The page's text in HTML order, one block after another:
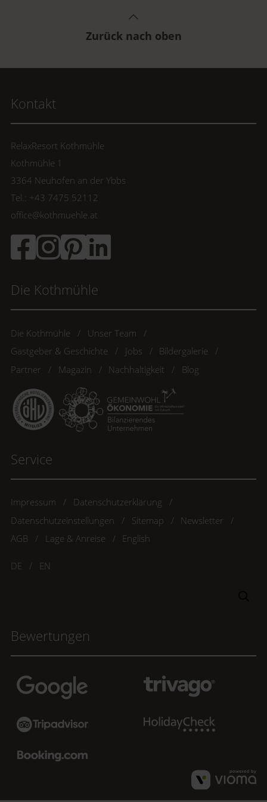
Zurück nach oben
Kontakt
RelaxResort Kothmühle
Kothmühle 1
3364 Neuhofen an der Ybbs
Tel.: +43 7475 52112
office@kothmuehle.at
Die Kothmühle
Die Kothmühle
Unser Team
Gastgeber & Geschichte
Jobs
Bildergalerie
Partner
Magazin Nachhaltigkeit Blog
Service
Impressum
Datenschutzerklärung
Datenschutzeinstellungen
Sitemap
Newsletter
AGB
Lage & Anreise English
DE EN
Bewertungen